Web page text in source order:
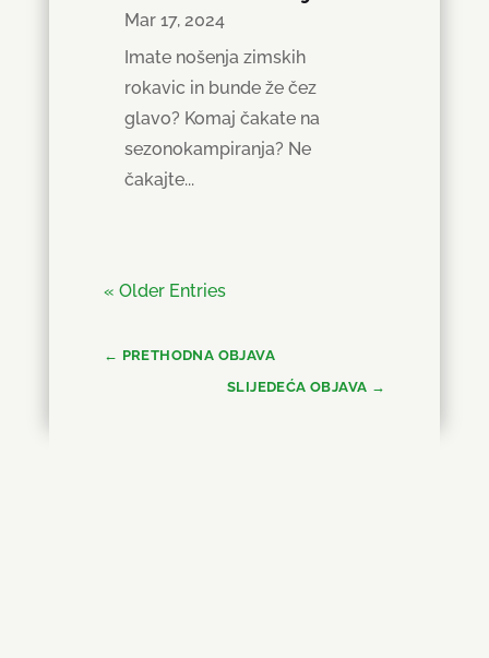
Mar 17, 2024
Imate nošenja zimskih
rokavic in bunde že čez
glavo? Komaj čakate na
sezonokampiranja? Ne
čakajte...
« Older Entries
← PRETHODNA OBJAVA
SLIJEDEĆA OBJAVA →